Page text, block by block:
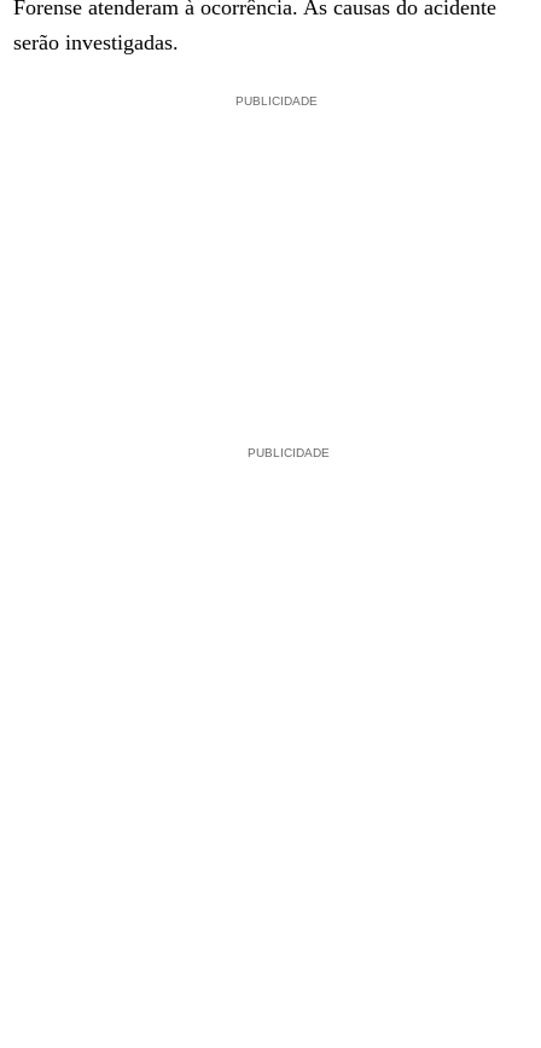
Forense atenderam à ocorrência. As causas do acidente
serão investigadas.
PUBLICIDADE
PUBLICIDADE